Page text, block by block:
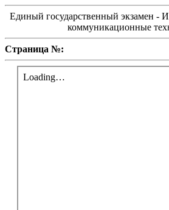
Единый государственный экзамен
коммуникационные
Страница №: